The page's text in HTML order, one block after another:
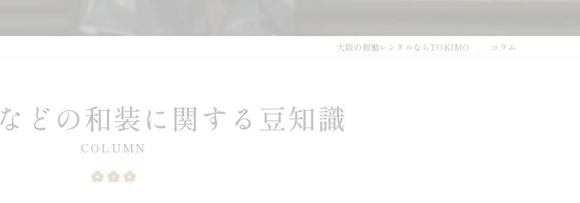
大阪の振袖レンタルならTOKIMO コラム
どの和装に関する豆知識
COLUMN